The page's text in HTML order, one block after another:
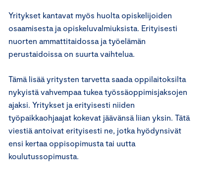
Yritykset kantavat myös huolta opiskelijoiden
osaamisesta ja opiskeluvalmiuksista. Erityisesti
nuorten ammattitaidossa ja työelämän
perustaidoissa on suurta vaihtelua.
Tämä lisää yritysten tarvetta saada oppilaitoksilta
nykyistä vahvempaa tukea työssäoppimisjaksojen
ajaksi. Yritykset ja erityisesti niiden
työpaikkaohjaajat kokevat jäävänsä liian yksin. Tätä
viestiä antoivat erityisesti ne, jotka hyödynsivät
ensi kertaa oppisopimusta tai uutta
koulutussopimusta.